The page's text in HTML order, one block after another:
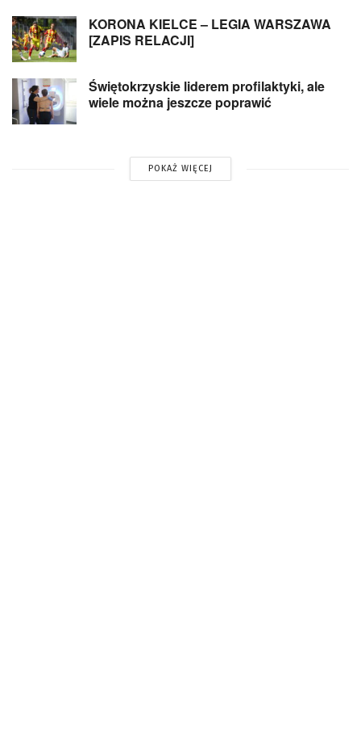
KORONA KIELCE – LEGIA WARSZAWA
[ZAPIS RELACJI]
Świętokrzyskie liderem profilaktyki, ale
wiele można jeszcze poprawić
POKAŻ WIĘCEJ